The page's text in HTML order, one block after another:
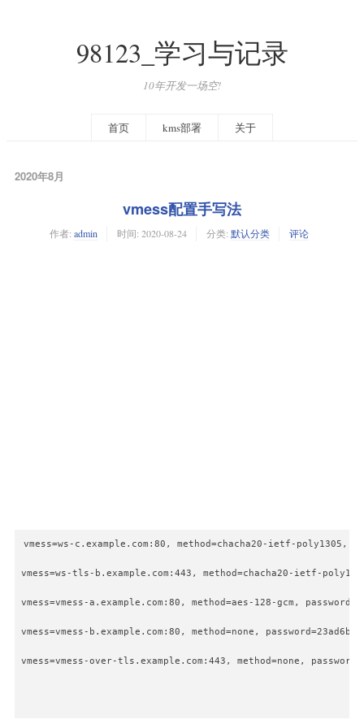
98123_学习与记录
10年开发一场空!
首页 kms部署 关于
2020年8月
vmess配置手写法
作者: admin 时间: 2020-08-24 分类: 默认分类 评论
vmess=ws-c.example.com:80, method=chacha20-ietf-
vmess=ws-tls-b.example.com:443, method=chacha20-ietf-
vmess=vmess-a.example.com:80, method=aes-128-gcm,
vmess=vmess-b.example.com:80, method=none,
vmess=vmess-over-tls.example.com:443, method=none,